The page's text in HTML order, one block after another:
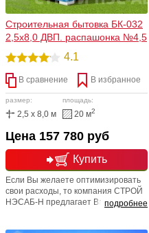
Строительная бытовка БК-032
2,5х8,0 ДВП. распашонка №4,5
4.1
В сравнение В избранное
размер:
2,5 x 8,0 м
площадь:
20 м2
Купить
Цена 157 780 руб
подробнее
Если Вы желаете оптимизировать
свои расходы, то компания СТРОЙ
НЭСАБ-Н предлагает Вам обратить